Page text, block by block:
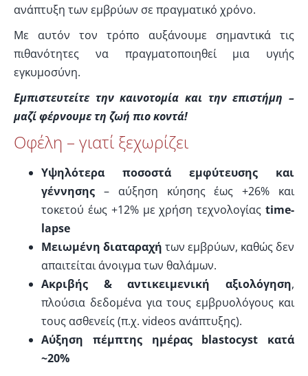
ανάπτυξη των εμβρύων σε πραγματικό χρόνο.
Με αυτόν τον τρόπο αυξάνουμε σημαντικά τις
πιθανότητες να πραγματοποιηθεί μια υγιής
εγκυμοσύνη.
Εμπιστευτείτε την καινοτομία και την επιστήμη –
μαζί φέρνουμε τη ζωή πιο κοντά!
Οφέλη – γιατί ξεχωρίζει
Υψηλότερα ποσοστά εμφύτευσης και
γέννησης– αύξηση κύησης έως +26% και
τοκετού έως +12% με χρήση τεχνολογίαςtime-
lapse
Μειωμένη διαταραχή των εμβρύων, καθώς δεν
απαιτείται άνοιγμα των θαλάμων.
Ακριβής & αντικειμενική αξιολόγηση,
πλούσια δεδομένα για τους εμβρυολόγους και
τους ασθενείς (π.χ. videos ανάπτυξης).
Αύξηση πέμπτης ημέρας blastocyst κατά
~20%